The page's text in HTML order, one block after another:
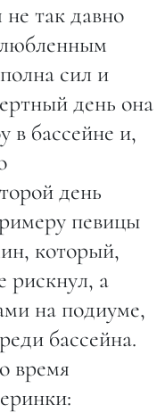
не так давно
сил и
день она
в бассейне и,
день
певицы
который,
рискнул, а
на подиуме,
бассейна.
время